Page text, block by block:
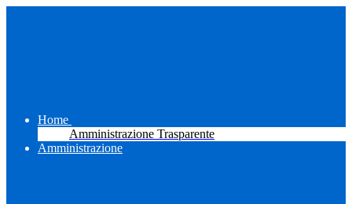
Home
Amministrazione Trasparente
Amministrazione